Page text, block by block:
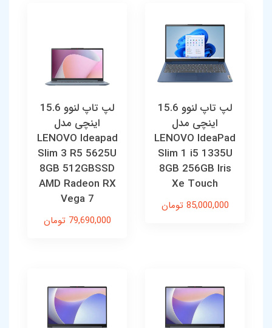
لپ تاپ لنوو 15.6
اینچی مدل
LENOVO IdeaPad
Slim 1 i5 1335U
8GB 256GB Iris
Xe Touch
85,000,000 تومان
لپ تاپ لنوو 15.6
اینچی مدل
LENOVO Ideapad
Slim 3 R5 5625U
8GB 512GBSSD
AMD Radeon RX
Vega 7
79,690,000 تومان